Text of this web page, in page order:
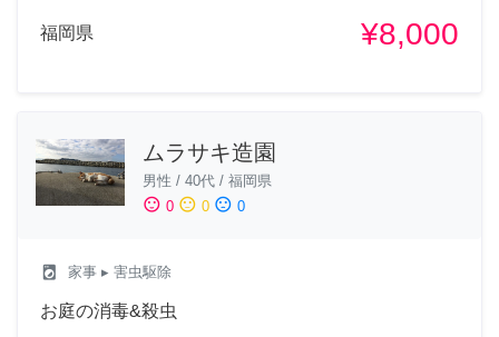
福岡県 ¥8,000
ムラサキ造園
男性 / 40代 / 福岡県
sentiment_satisfied 0 sentiment_neutral 0 sentiment_dissatisfied 0
local_laundry_service 家事 ▸ 害虫駆除
お庭の消毒&殺虫